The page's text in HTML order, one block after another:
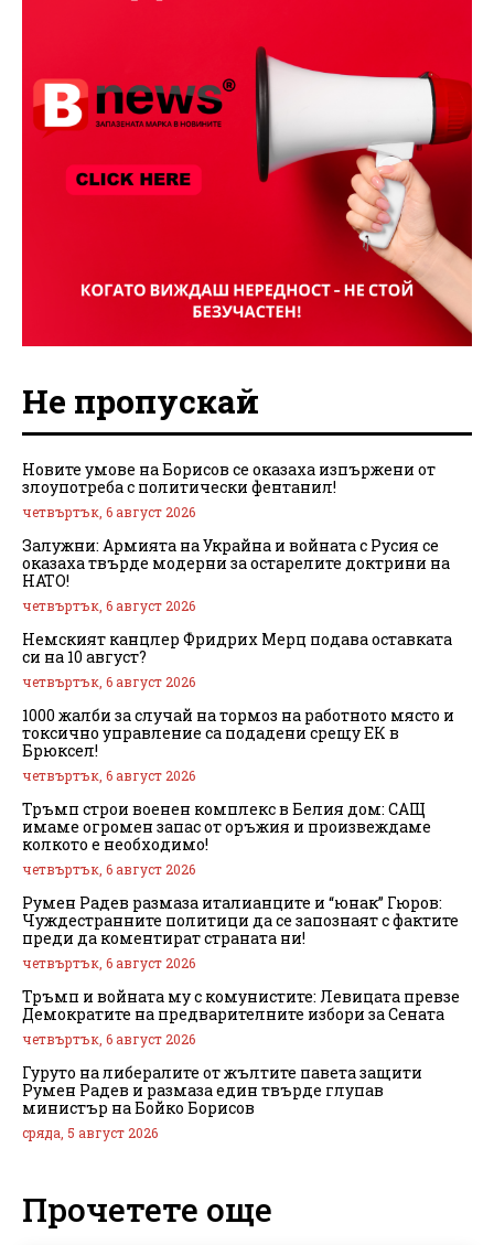
Не пропускай
Новите умове на Борисов се оказаха изпържени от
злоупотреба с политически фентанил!
четвъртък, 6 август 2026
Залужни: Армията на Украйна и войната с Русия се
оказаха твърде модерни за остарелите доктрини на
НАТО!
четвъртък, 6 август 2026
Немският канцлер Фридрих Мерц подава оставката
си на 10 август?
четвъртък, 6 август 2026
1000 жалби за случай на тормоз на работното място и
токсично управление са подадени срещу ЕК в
Брюксел!
четвъртък, 6 август 2026
Тръмп строи военен комплекс в Белия дом: САЩ
имаме огромен запас от оръжия и произвеждаме
колкото е необходимо!
четвъртък, 6 август 2026
Румен Радев размаза италианците и “юнак” Гюров:
Чуждестранните политици да се запознаят с фактите
преди да коментират страната ни!
четвъртък, 6 август 2026
Тръмп и войната му с комунистите: Левицата превзе
Демократите на предварителните избори за Сената
четвъртък, 6 август 2026
Гуруто на либералите от жълтите павета защити
Румен Радев и размаза един твърде глупав
министър на Бойко Борисов
сряда, 5 август 2026
Прочетете още